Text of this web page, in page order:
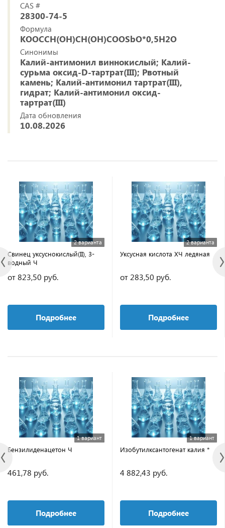
CAS #
28300-74-5
Формула
KOOCCH(OH)CH(OH)COOSbO*0,5H2O
Синонимы
Калий-антимонил виннокислый; Калий-
сурьма оксид-D-тартрат(III); Рвотный
камень; Калий-антимонил тартрат(III),
гидрат; Калий-антимонил оксид-
тартрат(III)
Дата обновления
10.08.2026
2 варианта
Свинец уксуснокислый(II), 3-
водный Ч
от 823,50 руб.
Подробнее
2 варианта
Уксусная кислота ХЧ ледяная
от 283,50 руб.
Подробнее
1 вариант
Бензилиденацетон Ч
461,78 руб.
Подробнее
1 вариант
Изобутилксантогенат калия *
4 882,43 руб.
Подробнее